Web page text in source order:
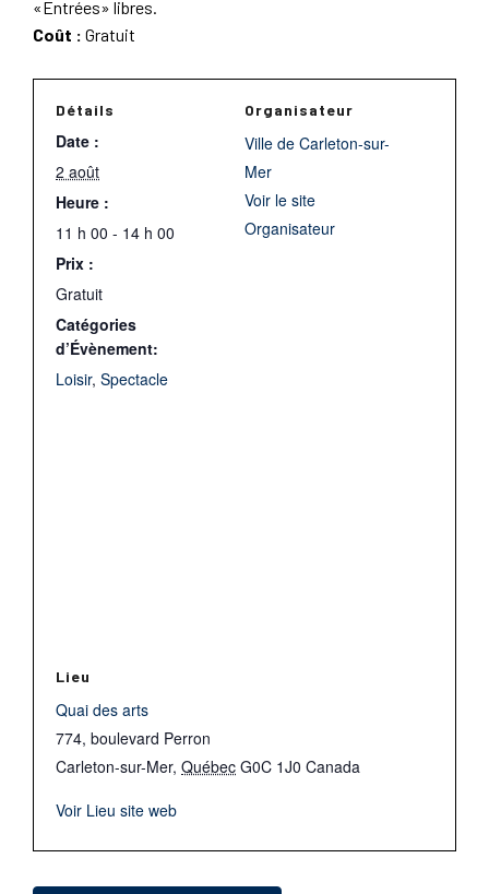
«Entrées» libres.
Coût : Gratuit
Détails
Date :
2 août
Heure :
11 h 00 - 14 h 00
Prix :
Gratuit
Catégories
d’Évènement:
Loisir, Spectacle
Organisateur
Ville de Carleton-sur-
Mer
Voir le site
Organisateur
Lieu
Quai des arts
774, boulevard Perron
Carleton-sur-Mer, Québec G0C 1J0 Canada
Voir Lieu site web